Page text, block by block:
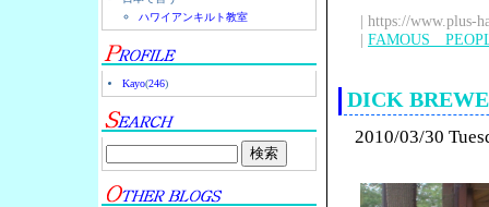
ハワイアンキルト教室
Kayo(246)
| https://www.plus-
| FAMOUS
DICK
2010/03/30